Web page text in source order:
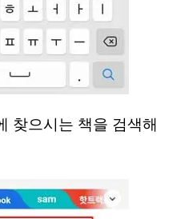
찾으시는 책을 검색해